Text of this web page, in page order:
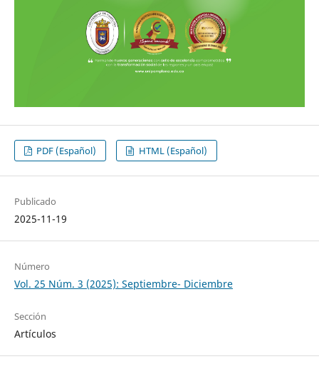
PDF (Español) HTML (Español)
Publicado
2025-11-19
Número
Vol. 25 Núm. 3 (2025): Septiembre- Diciembre
Sección
Artículos